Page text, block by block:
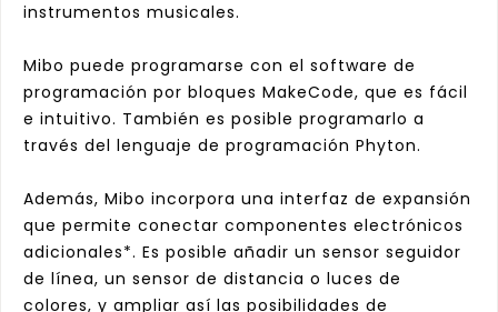
instrumentos musicales.
Mibo puede programarse con el software de
programación por bloques MakeCode, que es fácil
e intuitivo. También es posible programarlo a
través del lenguaje de programación Phyton.
Además, Mibo incorpora una interfaz de expansión
que permite conectar componentes electrónicos
adicionales*. Es posible añadir un sensor seguidor
de línea, un sensor de distancia o luces de
colores, y ampliar así las posibilidades de